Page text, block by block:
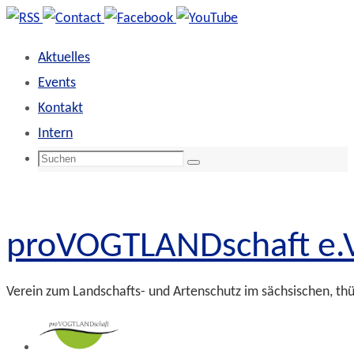
Zum
springen
Aktuelles
Events
Kontakt
Intern
Suchen
Suchen
proVOGTLANDschaft
Verein zum Landschafts- und Artenschutz im sächsischen,